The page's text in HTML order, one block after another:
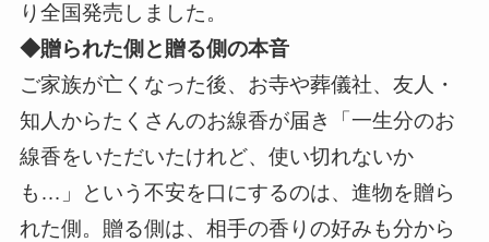
り全国発売しました。
◆贈られた側と贈る側の本音
ご家族が亡くなった後、お寺や葬儀社、友人・
知人からたくさんのお線香が届き「一生分のお
線香をいただいたけれど、使い切れないか
も…」という不安を口にするのは、進物を贈ら
れた側。贈る側は、相手の香りの好みも分から